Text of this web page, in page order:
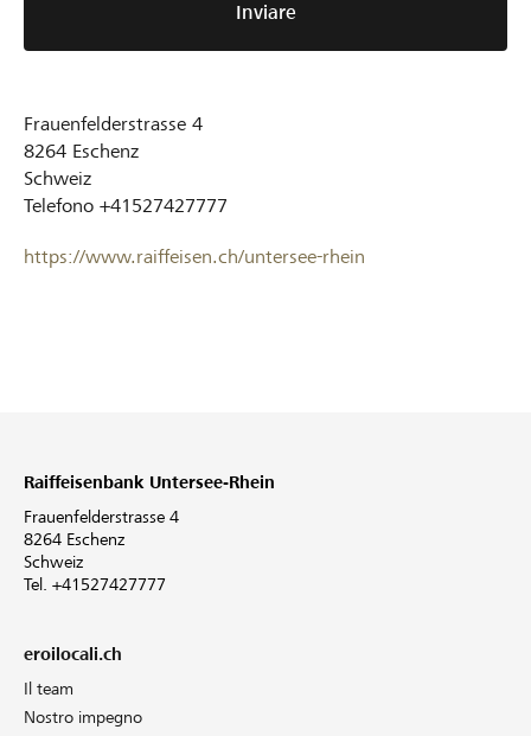
Inviare
Frauenfelderstrasse 4
8264 Eschenz
Schweiz
Telefono +41527427777
https://www.raiffeisen.ch/untersee-rhein
Raiffeisenbank Untersee-Rhein
Frauenfelderstrasse 4
8264 Eschenz
Schweiz
Tel. +41527427777
eroilocali.ch
Il team
Nostro impegno